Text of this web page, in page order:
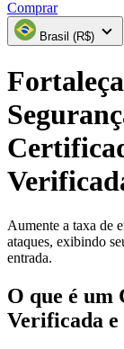
Comprar
Brasil (R$)
Aumente a taxa de
ataques, exibindo
entrada.
O que é
Verificada e